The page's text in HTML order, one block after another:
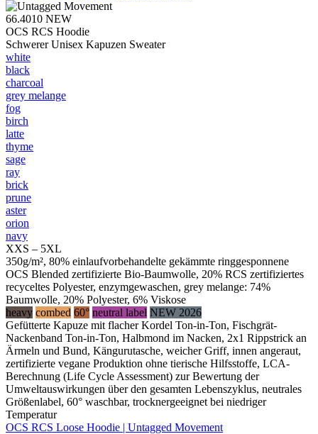
66.4010 NEW
OCS RCS Hoodie
Schwerer Unisex Kapuzen Sweater
white
black
charcoal
grey melange
fog
birch
latte
thyme
sage
ray
brick
prune
aster
orion
navy
XXS – 5XL
350g/m², 80% einlaufvorbehandelte gekämmte ringgesponnene
OCS Blended zertifizierte Bio-Baumwolle, 20% RCS zertifiziertes
recyceltes Polyester, enzymgewaschen, grey melange: 74%
Baumwolle, 20% Polyester, 6% Viskose
heavy combed 60° neutral label NEW 2026
Gefütterte Kapuze mit flacher Kordel Ton-in-Ton, Fischgrät-
Nackenband Ton-in-Ton, Halbmond im Nacken, 2x1 Rippstrick an
Ärmeln und Bund, Kängurutasche, weicher Griff, innen angeraut,
zertifizierte vegane Produktion ohne tierische Hilfsstoffe, LCA-
Berechnung (Life Cycle Assessment) zur Bewertung der
Umweltauswirkungen über den gesamten Lebenszyklus, neutrales
Größenlabel, 60° waschbar, trocknergeeignet bei niedriger
Temperatur
OCS RCS Loose Hoodie | Untagged Movement